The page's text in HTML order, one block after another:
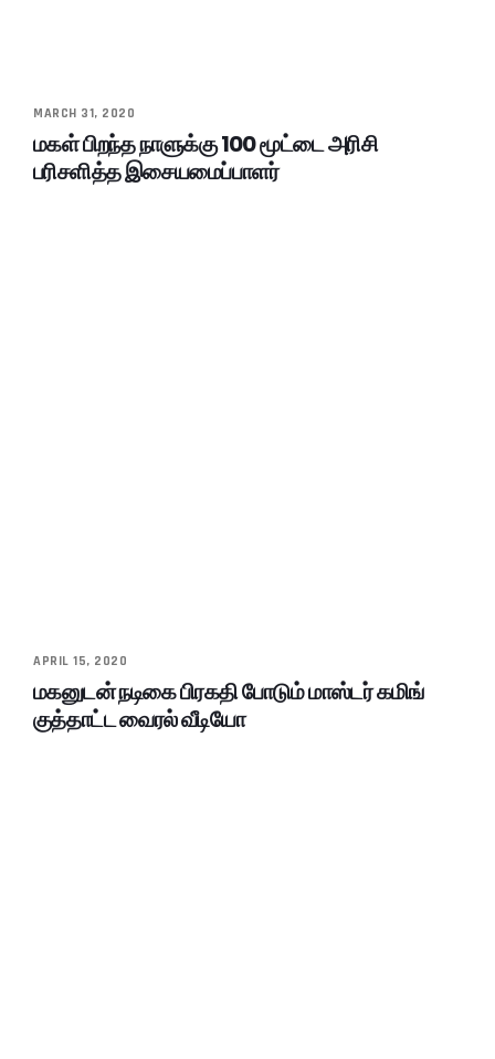
MARCH 31, 2020
மகள் பிறந்த நாளுக்கு 100 மூட்டை அரிசி
பரிசளித்த இசையமைப்பாளர்
APRIL 15, 2020
மகனுடன் நடிகை பிரகதி போடும் மாஸ்டர் கமிங்
குத்தாட்ட வைரல் வீடியோ